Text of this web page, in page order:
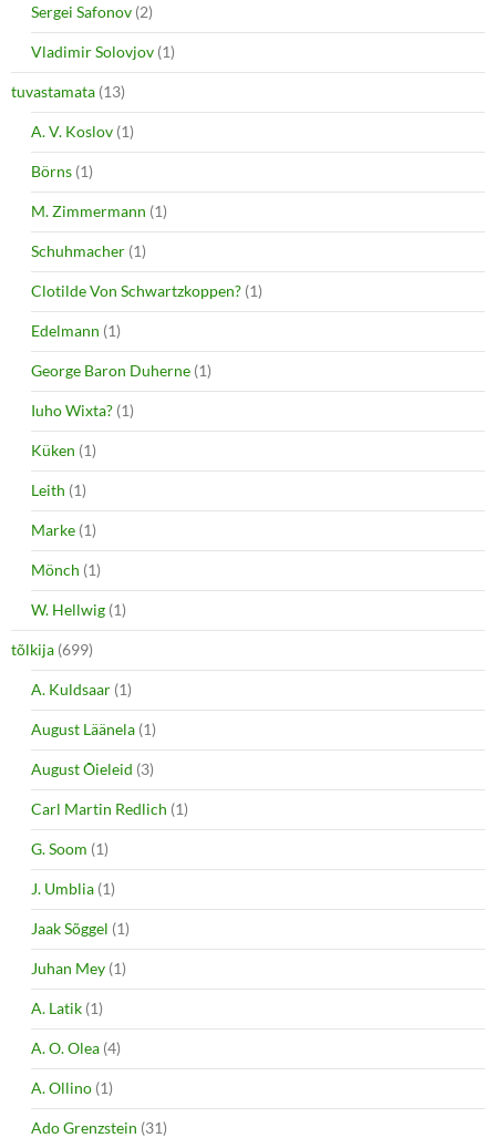
Sergei Safonov (2)
Vladimir Solovjov (1)
tuvastamata (13)
A. V. Koslov (1)
Börns (1)
M. Zimmermann (1)
Schuhmacher (1)
Clotilde Von Schwartzkoppen? (1)
Edelmann (1)
George Baron Duherne (1)
Iuho Wixta? (1)
Küken (1)
Leith (1)
Marke (1)
Mönch (1)
W. Hellwig (1)
tõlkija (699)
A. Kuldsaar (1)
August Läänela (1)
August Õieleid (3)
Carl Martin Redlich (1)
G. Soom (1)
J. Umblia (1)
Jaak Sõggel (1)
Juhan Mey (1)
A. Latik (1)
A. O. Olea (4)
A. Ollino (1)
Ado Grenzstein (31)